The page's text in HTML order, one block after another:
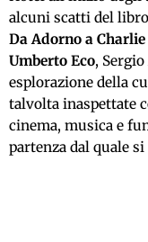
alcuni scatti del
Da Adorno a
Umberto Eco,
esplorazione della
talvolta inaspettate
cinema, musica e
partenza dal quale